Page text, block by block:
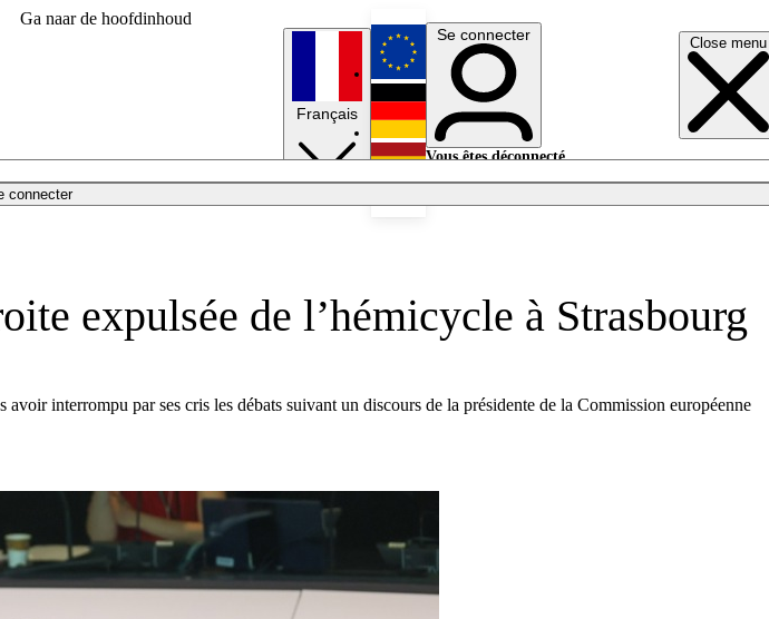
Ga naar de hoofdinhoud
Close menu
connecter
Français
English
Deutsch
Se connecter
Vous êtes déconnecté.
expulsée de l’hémicycle à Strasbourg
interrompu par ses cris les débats suivant un discours de la présidente de la Commission européenne